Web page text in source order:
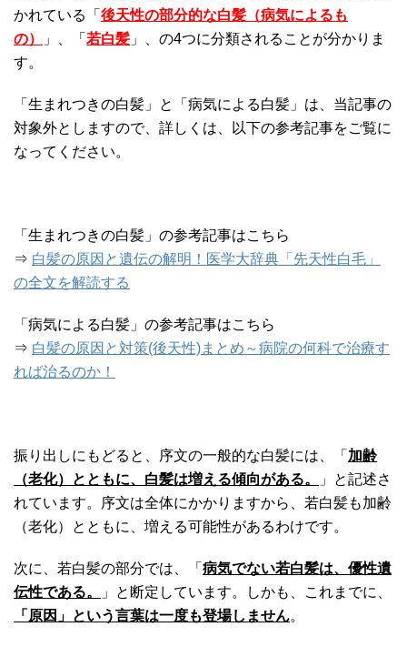
かれている「 後天性の部分的な白髪（病気によるも
の）
」、「 若白髪 」、の4つに分類されることが分かりま
す。
「生まれつきの白髪」と「病気による白髪」は、当記事の
対象外としますので、詳しくは、以下の参考記事をご覧に
なってください。
「生まれつきの白髪」の参考記事はこちら
⇒ 白髪の原因と遺伝の解明！医学大辞典「先天性白毛」
の全文を解読する
「病気による白髪」の参考記事はこちら
⇒ 白髪の原因と対策(後天性)まとめ～病院の何科で治療す
れば治るのか！
振り出しにもどると、序文の一般的な白髪には、「 加齢
（老化）とともに、白髪は増える傾向がある。
」と記述さ
れています。序文は全体にかかりますから、若白髪も加齢
（老化）とともに、増える可能性があるわけです。
次に、若白髪の部分では、「 病気でない若白髪は、優性遺
伝性である。
」と断定しています。しかも、これまでに、
「原因」という言葉は一度も登場しません。